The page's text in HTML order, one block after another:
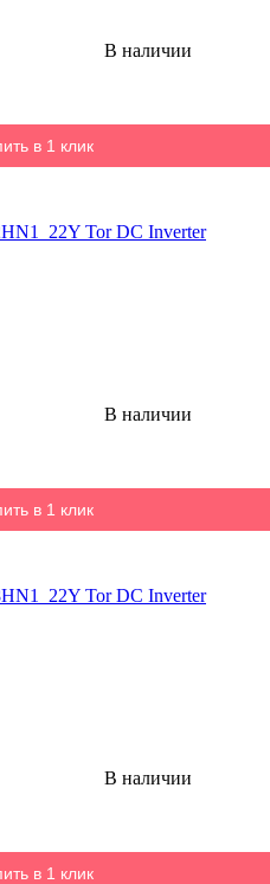
В наличии
в 1 клик
Tor DC Inverter
В наличии
в 1 клик
Tor DC Inverter
В наличии
в 1 клик